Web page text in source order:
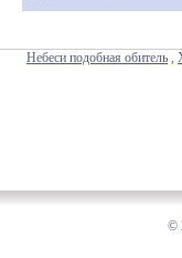
Небеси подобная обитель ,
©